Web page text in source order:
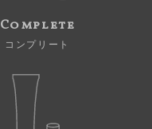
Complete
コンプリート